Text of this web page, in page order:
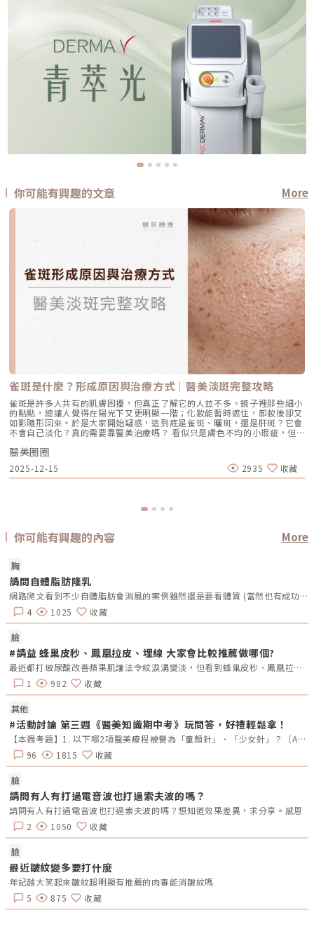
你可能有興趣的文章 More
雀斑是什麼？形成原因與治療方式｜醫美淡斑完整攻略
雀斑是許多人共有的肌膚困擾，但真正了解它的人並不多。鏡子裡那些細小
的點點，總讓人覺得在陽光下又更明顯一階；化妝能暫時遮住，卸妝後卻又
如影隨形回來。於是大家開始疑惑，這到底是雀斑、曬斑，還是肝斑？它會
不會自己淡化？真的需要靠醫美治療嗎？ 看似只是膚色不均的小瑕疵，但
雀斑背後其實有明確的形成機轉，也有它獨特的特徵。越早理解，就越能選
擇正確的方式改善，而不是盲目嘗試、浪費時間與金錢。 這篇文章從醫美
觀點，帶你全面解析雀斑的成因、如何與其他斑點區分、是否可能自行變
淡，以及目前常見且有效的治療方式，如AI時光雷射、皮秒雷射、光療、紅
寶石雷射等。同時也會說明術後照護與預防、以及大家最常提出的問題，協
於表皮層，因此對紫外線特別敏感，日曬後往往會更顯眼。外觀多為細小、
區域；對於日照較多的人來說，手臂與肩膀也常見到類似的雀斑型色素，尤
其在夏季更容易變深、變明顯。雀斑的形成機制：紫外線 + 基因是主因具有
激，黑色素細胞就會啟動防禦機制，快速製造大量黑色素顆粒。色素長期堆
積在表皮層後，便形成肉眼可見的小點點，也就是我們熟悉的雀斑。若本身
帶有遺傳基因，雀斑通常在幼年至青春期就逐漸出現，日曬後顏色會變深、
數量可能增加；到了冬天雖然會看起來較淡，但並不會完全消失。此外，白
皙膚色、從小日照量大、戶外工作者或忽略防曬的人，也都屬於高風險族
群，較容易讓雀斑變得明顯。簡單來說，遺傳決定你會不會長，紫外線決定
你會長多少、長多深。誰最容易長雀斑？高風險族群• 白皙肌膚（黑色素
曬者若本身具有遺傳體質，日曬後雀斑會更明顯，冬天可能稍淡，但不會完
全消失。雀斑 vs 肝斑 vs 曬斑：長很像但本質不同許多人誤把所有斑都當成
「雀斑」，但不同斑點需要的治療方式並不一樣，若無法判斷自己是哪種
斑，建議找醫師評估，以免用錯治療方式，反而使斑點更深。 斑點類型 外
觀特徵 常見族群 需要注意 雀斑 小點、均勻、分布對稱，日曬後加深 白皙
肌、遺傳 反覆日曬容易復發 曬斑（老人斑） 邊界明顯、顏色較深 久曬者、
中年後多見 為光老化現象 肝斑 不規則、大片、呈蝶翼狀 女性、荷爾蒙變動
者 不適合單打 強能量雷射 雀斑醫美雷射治療解析，誰最適合？以下治療為
醫美診所最常搭配使用的選項，依照「斑點深淺」與「膚況」來決定，不是
越強越好。 治療方式 原理/特性 適合的斑點或膚況 優點 AI時光雷射 光機械
震波 機械式分離 雀斑、曬斑、肝斑、 太田母斑、顴骨母斑 •單次效果明
顯 •低溫降低熱傷害 •冷卻技術降低反黑風險 •適合各種類型斑點 皮秒
雷射 以極短脈衝震碎黑色素， 由皮膚代謝排出 雀斑、曬斑、淺層 色素問題
•集中作用在黑色素顆粒 •熱傷害低，反黑風險低 •恢復期短 （仍因膚質
與防曬而異） 紅寶石雷射 黑色素吸收率高，能量集中 明顯的淺層色素 特定
膚況 •對黑色素反應敏感 •可處理部分深色斑 脈衝光 利用多波段光能改
善 色素與膚色 淺層斑點、膚色不均、暗沉 •溫和、恢復期短 •同時改善
膚況 （亮白、均色） 在實際臨床上，醫師常會依照斑點深度與膚況，搭配
不同的治療方式做「組合治療」。例如皮秒搭配光療、皮秒後再加保養導
入，或以光療結合抗氧化療程等，都是很常見的做法。原因在於不同波長與
治療機轉能處理不同層次的色素，透過多項療程互補，可以讓整體淡斑效果
點深度、膚質、遺傳體質與使用的儀器而有所不同。一般來說，多數人在數
次治療後就能看到斑點變淡，而若色素較深或屬於混合型斑點，通常需要多
次療程才能逐漸改善。臨床上常見的治療間隔約為 3–6 週一次，讓皮膚有
足夠時間代謝與修復。需要特別注意的是，若術後沒有做好防曬，淡斑效果
會大幅下降，甚至可能讓斑點再次變深。術後照護：避免反黑、維持好效果
的方法治療後一週是最關鍵的黃金照護期。1. 防曬一定要做好• SPF 30–
50、防 UVA 的防曬品• 戶外補擦、防曬帽、防曬外套不可少• 治療後 2–
醫美圈圈
2025-12-15 2935 收藏
你可能有興趣的內容 More
胸
請問自體脂肪隆乳
網路爬文看到不少自體脂肪會消風的案例雖然還是要看體質 (當然也有成功留存的)但評估下來 不如直接選假體實在假體選擇也是一道難題阿…是否能分享不論是失敗或是成功的經驗參考呢謝謝
4
1025 收藏
臉
#請益 蜂巢皮秒、鳳凰拉皮、埋線 大家會比較推薦做哪個?
最近都打玻尿酸改善蘋果肌讓法令紋淚溝變淡，但看到蜂巢皮秒、鳳凰拉皮、埋線的效果也很心動。不知道大家會推薦先做或者必做什麼項目？
1
982 收藏
其他
#活動討論 第三週《醫美知識期中考》玩問答，好禮輕鬆拿！
【本週考題】1. 以下哪2項醫美療程被譽為「童顏針」、「少女針」？（A）洢蓮絲 (B）薇貝拉 （C）艾麗斯 （D）4D舒顏萃2.下列哪一項療程無法改善痘疤（痤瘡疤痕）？（A）UP雷射 （B）755蜂巢皮秒 （C）得美微針 （D）鳳凰電波3. 擁有真空專利水渦流技術，並搭配3種探頭，能改善粉刺、深層清潔毛孔、去除老廢角質，最後再施以精華導入。請問是哪一項臉部清潔保養的療程？（A）Wishpro唯施葆 （B）海菲秀 （C）二代水光槍 （D）得美微針筆4. 來自英國大廠BTL，結合「微針」與「電波」的優勢，並有電波界「愛馬仕」之稱的是哪一項療程名稱？（A）Q+音波 (B）翡翠電波 (C）女王電波 （D）時空E電波5. 以下哪2項是皮秒雷射的主要用途？（A）改善色素斑 （B）淡化痘疤 (C ）緊緻拉堤 （D）打造輪廓線【本週活動時間】9/2（一）AM09:00 - 9/8（日） PM23:59【活動獎勵】《LINE POINTS 50點》抽10名會員【活動方式】1.活動期間每週一AM09:00將在活動討論區釋出5道醫美問題。2.於每週日23:59回覆截止，經核對皆符合活動規範，將於次週一抽出得獎者、發放獎勵。3.若經查詢發佈無意義的回文，則喪失抽獎、獲獎資格。例如：非主題回覆、未完整回覆等。4.每位會員在當週僅限參與問答乙次。5.若當週獲獎的會員帳號，次週仍可參與問答和抽獎。6.連續4週皆有參與問答者，不論答案是否正確，皆可參加抽「LINE POINTS 100點」。7.每週一會於對應的活動討論區最下方公布得獎會員，請獲獎者務必加入「醫美圈圈官方LINE」以利獎勵發放。【回文範例】1.近期李英愛代言的醫美療程名稱？（A）Z音波（B）十倍電波 （C）精靈電波2.BTL EMFACE中文療程名稱？（A）菲斯波（B）時空E電波3.EMBODY其中療程效果是減脂嗎？（A）是 （B）否4.有小鳳凰之稱的是什麼？（A）玩美電波（B）索夫波 （C）翡翠電波5.玩美電波是由哪位藝人代言？（A）小S （B）隋棠（C）梁詠琪回文範例：Z音波，菲斯波，是，玩美電波，小S※請依照上述回覆格式，以避免混亂。第三週的正確答案如下：洢蓮絲、4D舒顏萃，鳳凰電波，海菲秀，時空E電波，改善色素斑、淡化痘疤
96
1815 收藏
臉
請問有人有打過電音波也打過索夫波的嗎？
請問有人有打過電音波也打過索夫波的嗎？想知道效果差異，求分享。感恩
2
1050 收藏
臉
最近皺紋變多要打什麼
年記越大笑起來皺紋超明顯有推薦的肉毒能消皺紋嗎
5
875 收藏